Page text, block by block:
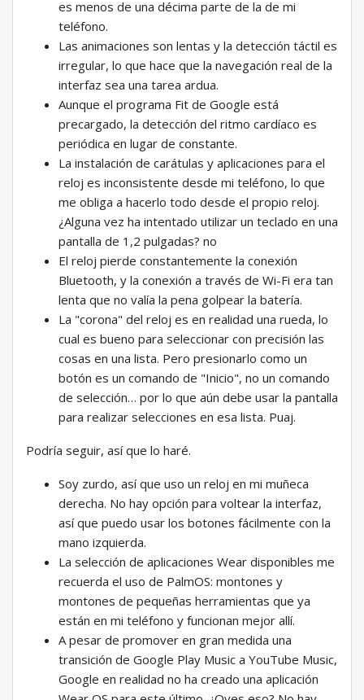
es menos de una décima parte de la de mi
teléfono.
Las animaciones son lentas y la detección táctil es
irregular, lo que hace que la navegación real de la
interfaz sea una tarea ardua.
Aunque el programa Fit de Google está
precargado, la detección del ritmo cardíaco es
periódica en lugar de constante.
La instalación de carátulas y aplicaciones para el
reloj es inconsistente desde mi teléfono, lo que
me obliga a hacerlo todo desde el propio reloj.
¿Alguna vez ha intentado utilizar un teclado en una
pantalla de 1,2 pulgadas? no
El reloj pierde constantemente la conexión
Bluetooth, y la conexión a través de Wi-Fi era tan
lenta que no valía la pena golpear la batería.
La "corona" del reloj es en realidad una rueda, lo
cual es bueno para seleccionar con precisión las
cosas en una lista. Pero presionarlo como un
botón es un comando de "Inicio", no un comando
de selección… por lo que aún debe usar la pantalla
para realizar selecciones en esa lista. Puaj.
Podría seguir, así que lo haré.
Soy zurdo, así que uso un reloj en mi muñeca
derecha. No hay opción para voltear la interfaz,
así que puedo usar los botones fácilmente con la
mano izquierda.
La selección de aplicaciones Wear disponibles me
recuerda el uso de PalmOS: montones y
montones de pequeñas herramientas que ya
están en mi teléfono y funcionan mejor allí.
A pesar de promover en gran medida una
transición de Google Play Music a YouTube Music,
Google en realidad no ha creado una aplicación